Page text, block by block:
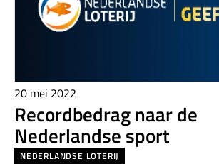
20 mei 2022
Recordbedrag naar de
Nederlandse sport
NEDERLANDSE LOTERIJ